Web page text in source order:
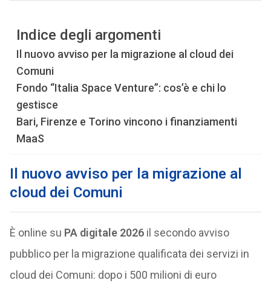
Indice degli argomenti
Il nuovo avviso per la migrazione al cloud dei
Comuni
Fondo “Italia Space Venture”: cos’è e chi lo
gestisce
Bari, Firenze e Torino vincono i finanziamenti
MaaS
Il nuovo avviso per la migrazione al
cloud dei Comuni
È online su PA digitale 2026 il secondo avviso
pubblico per la migrazione qualificata dei servizi in
cloud dei Comuni: dopo i 500 milioni di euro